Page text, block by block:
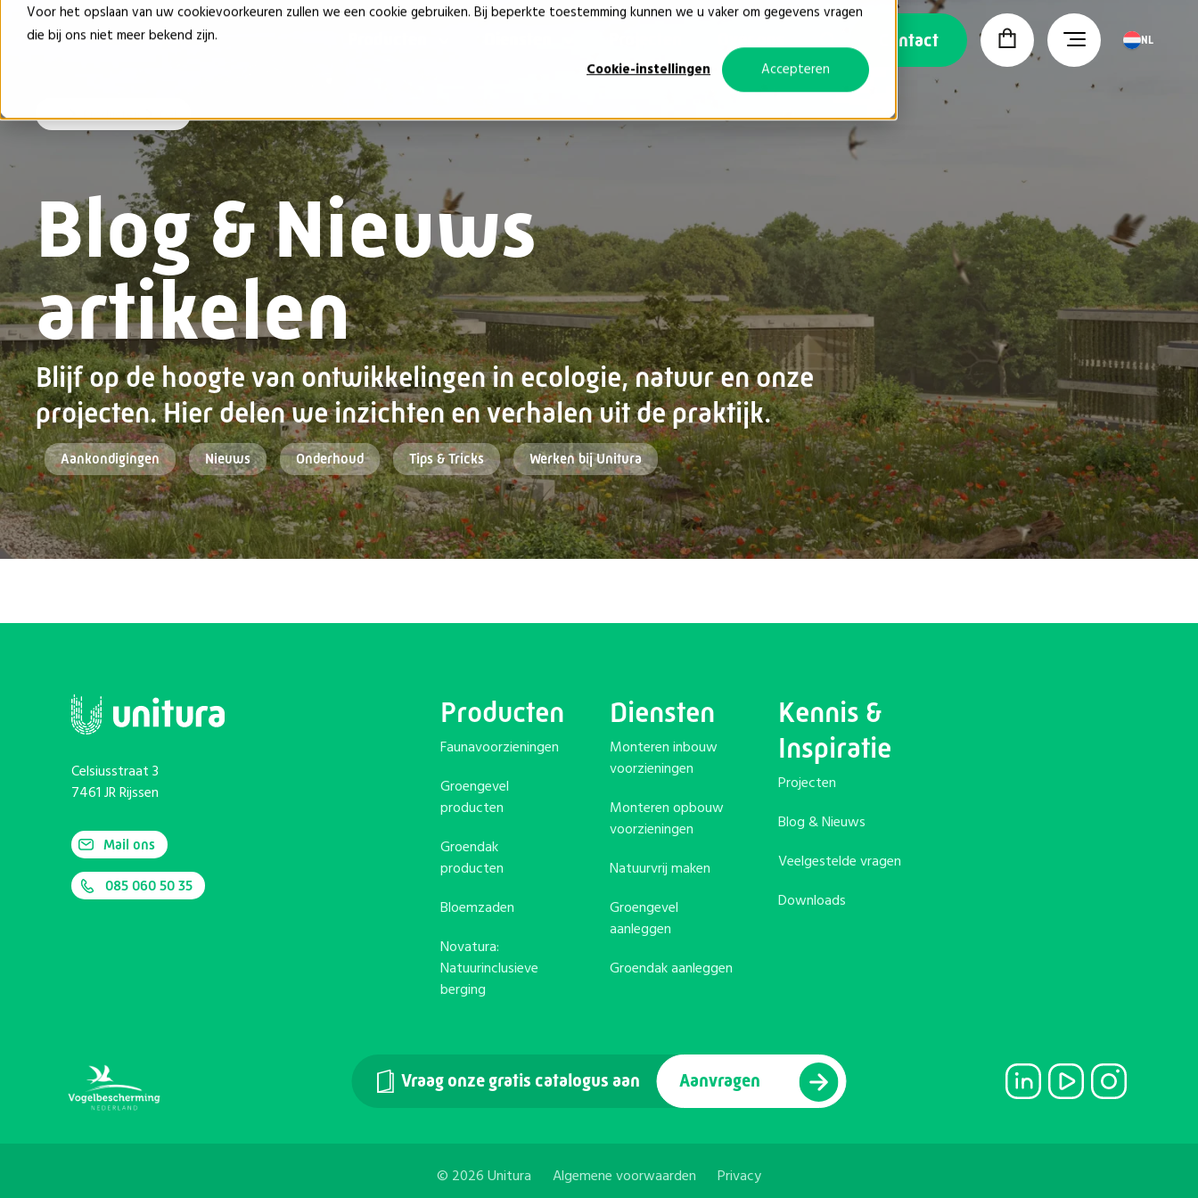
Voor het opslaan van uw cookievoorkeuren zullen we een cookie gebruiken. Bij beperkte toestemming kunnen we u vaker om gegevens vragen
die bij ons niet meer bekend zijn.
Cookie-instellingen
Accepteren
Contact NL
Producten Dak
Blog & Nieuws
artikelen
Blijf op de hoogte van ontwikkelingen in ecologie, natuur en onze
projecten. Hier delen we inzichten en verhalen uit de praktijk.
Aankondigingen Nieuws Onderhoud Tips & Tricks Werken bij Unitura
Celsiusstraat 3
7461 JR Rijssen
Mail ons
085 060 50 35
Producten
Faunavoorzieningen
Groengevel
producten
Groendak
producten
Bloemzaden
Novatura:
Natuurinclusieve
berging
Diensten
Monteren inbouw
voorzieningen
Monteren opbouw
voorzieningen
Natuurvrij maken
Groengevel
aanleggen
Groendak aanleggen
Kennis &
Inspiratie
Projecten
Blog & Nieuws
Veelgestelde vragen
Downloads
Vraag onze gratis catalogus aan Aanvragen
© 2026 Unitura Algemene voorwaarden Privacy